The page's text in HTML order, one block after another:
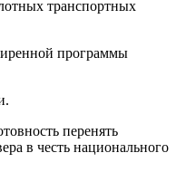
транспортных
программы
перенять
в честь национального